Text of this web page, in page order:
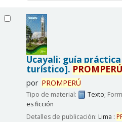
Ucayali: guía
turístico]. PROMPERÚ
por PROMPERÚ
Tipo de material: Texto;
es ficción
Detalles de publicación: Lima :